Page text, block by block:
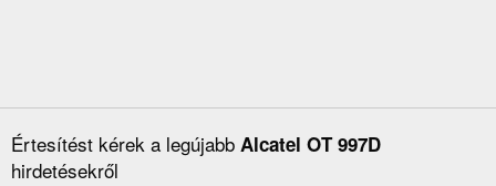
Értesítést kérek a legújabb Alcatel OT 997D
hirdetésekről